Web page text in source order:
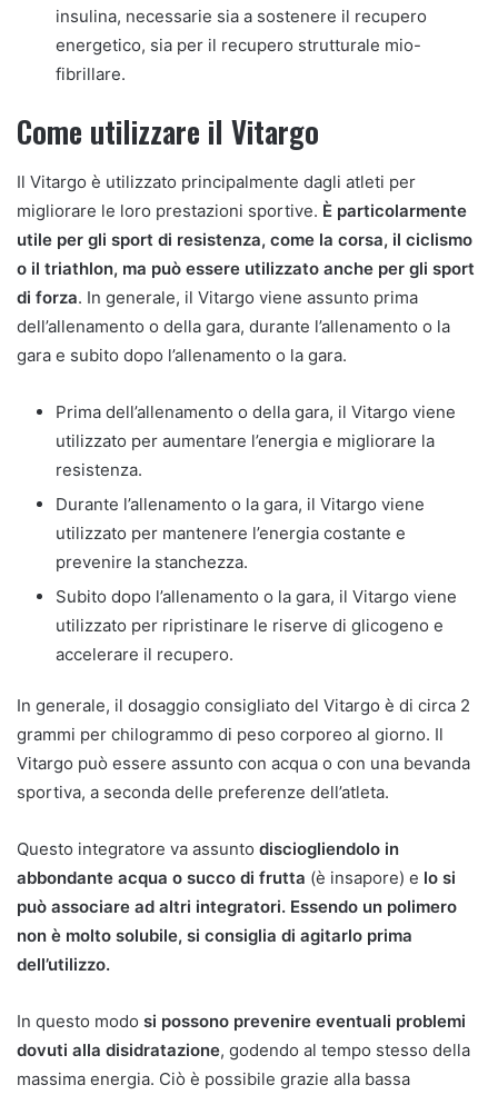
insulina, necessarie sia a sostenere il recupero
energetico, sia per il recupero strutturale mio-
fibrillare.
Come utilizzare il Vitargo
Il Vitargo è utilizzato principalmente dagli atleti per
migliorare le loro prestazioni sportive. È particolarmente
utile per gli sport di resistenza, come la corsa, il ciclismo
o il triathlon, ma può essere utilizzato anche per gli sport
di forza. In generale, il Vitargo viene assunto prima
dell’allenamento o della gara, durante l’allenamento o la
gara e subito dopo l’allenamento o la gara.
Prima dell’allenamento o della gara, il Vitargo viene
utilizzato per aumentare l’energia e migliorare la
resistenza.
Durante l’allenamento o la gara, il Vitargo viene
utilizzato per mantenere l’energia costante e
prevenire la stanchezza.
Subito dopo l’allenamento o la gara, il Vitargo viene
utilizzato per ripristinare le riserve di glicogeno e
accelerare il recupero.
In generale, il dosaggio consigliato del Vitargo è di circa 2
grammi per chilogrammo di peso corporeo al giorno. Il
Vitargo può essere assunto con acqua o con una bevanda
sportiva, a seconda delle preferenze dell’atleta.
Questo integratore va assunto disciogliendolo in
abbondante acqua o succo di frutta (è insapore) e lo si
può associare ad altri integratori. Essendo un polimero
non è molto solubile, si consiglia di agitarlo prima
dell’utilizzo.
In questo modo si possono prevenire eventuali problemi
dovuti alla disidratazione, godendo al tempo stesso della
massima energia. Ciò è possibile grazie alla bassa